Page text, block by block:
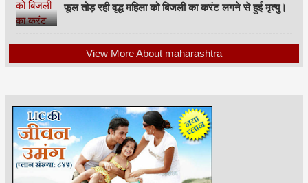
फूल तोड़ रही वृद्ध महिला को बिजली का करंट लगने से हुई मृत्यु।
View More About maharashtra